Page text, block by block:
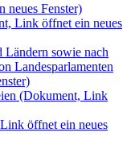
neues Fenster)
Link öffnet ein neues
Ländern sowie nach
Landesparlamenten
(Dokument, Link
öffnet ein neues